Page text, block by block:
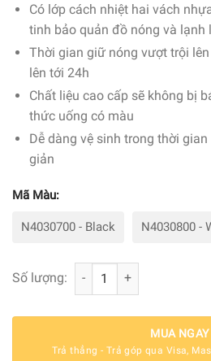
Có lớp cách nhiệt hai vách
tinh bảo quản đồ nóng và lạnh
Thời gian giữ nóng vượt trội
lên tới 24h
Chất liệu cao cấp sẽ không bị
thức uống có màu
Dễ dàng vệ sinh trong thời
giản
Mã Màu:
N4030700 - Black N4030800 -
Số lượng: Bình Giữ Nhiệt Emsa
MUA NGAY
Trả thẳng - Trả góp qua Visa,